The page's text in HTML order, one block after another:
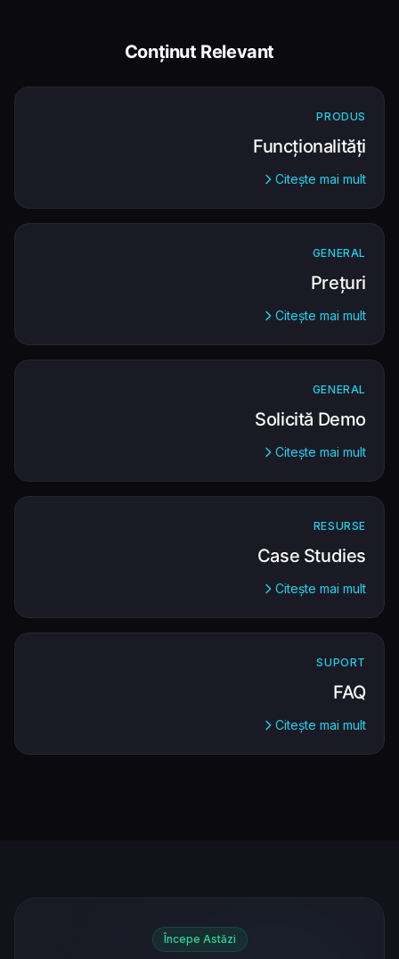
Conținut Relevant
PRODUS
Funcționalități
Citește mai mult
GENERAL
Prețuri
Citește mai mult
GENERAL
Solicită Demo
Citește mai mult
RESURSE
Case Studies
Citește mai mult
SUPORT
FAQ
Citește mai mult
Începe Astăzi